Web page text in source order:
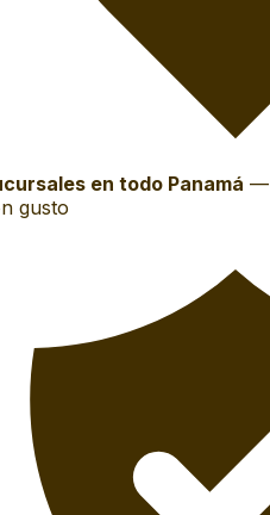
en todo Panamá—
gusto